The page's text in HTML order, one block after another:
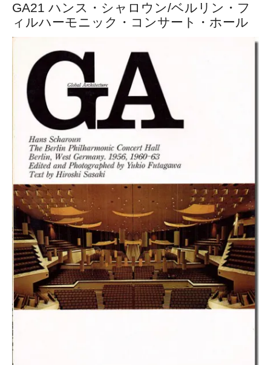
GA21 ハンス・シャロウン/ベルリン・フ
ィルハーモニック・コンサート・ホール